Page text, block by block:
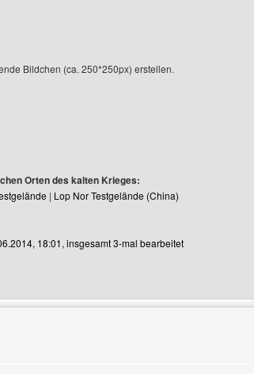
Bildchen (ca. 250*250px) erstellen.
Orten des kalten Krieges:
| Lop Nor Testgelände (China)
18:01, insgesamt 3-mal bearbeitet